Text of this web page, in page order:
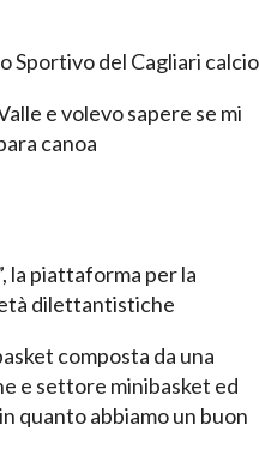
Sportivo del Cagliari calcio
e volevo sapere se mi
canoa
la piattaforma per la
dilettantistiche
composta da una
e settore minibasket ed
quanto abbiamo un buon